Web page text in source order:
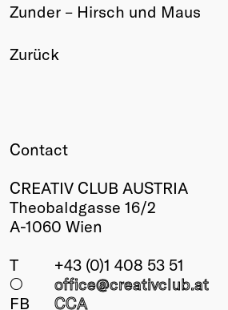
Past
Zunder – Hirsch und Maus
Zurück
Contact
CREATIV CLUB AUSTRIA
Theobaldgasse 16/2
A-1060 Wien
T
+43 (0)1 408 53 51
○
office@creativclub.at
FB
CCA